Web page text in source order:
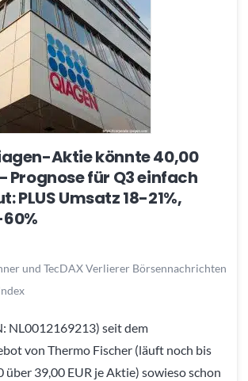
Aktie könnte 40,00
Prognose für Q3 einfach
PLUS Umsatz 18-21%,
und TecDAX Verlierer Börsennachrichten
NL0012169213) seit dem
von Thermo Fischer (läuft noch bis
über 39,00 EUR je Aktie) sowieso schon